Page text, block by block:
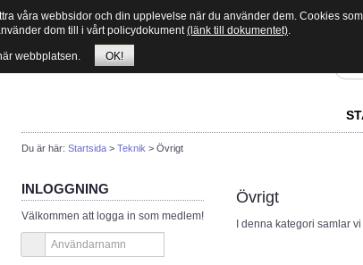
Du är här: Startsida > Teknik > Övrigt
INLOGGNING
Välkommen att logga in som medlem!
Övrigt
I denna kategori samlar
våra webbsidor och din upplevelse när du använder dem. Cookies
dom till i vårt policydokument(länk till dokumentet).
webbplatsen. OK!